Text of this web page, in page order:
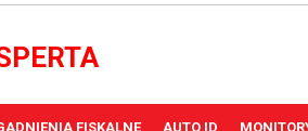
FISKALNE AUTO ID